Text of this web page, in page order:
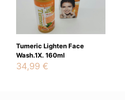
Tumeric Lighten Face
Wash.1X. 160ml
34,99 €